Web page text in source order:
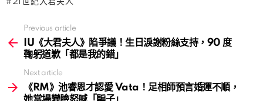
21世紀大君夫人
more
Previous article
IU《大君夫人》陷爭議！生日淚謝粉絲支持，90 度
鞠躬道歉「都是我的錯」
Next article
《RM》池睿恩才認愛 Vata！足相師預言婚運不順，